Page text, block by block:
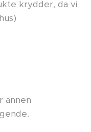
krydder, da vi
annen